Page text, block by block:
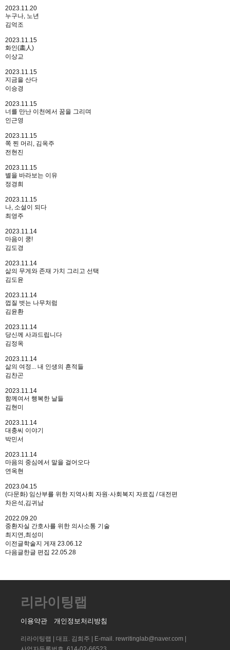
2023.11.20
누구나, 노년
김억조
2023.11.15
화인(畵人)
이상교
2023.11.15
지금을 산다
이승경
2023.11.15
너를 만난 이천에서 꿈을 그리며
인근영
2023.11.15
쪽 찐 머리, 김옥주
전현진
2023.11.15
별을 바라보는 이유
정경희
2023.11.15
나, 소설이 되다
최영주
2023.11.14
마음이 쿵!
김도경
2023.11.14
삶의 무게와 존재 가치 그리고 선택
김도윤
2023.11.14
껍질 벗는 나무처럼
김윤환
2023.11.14
당신께 사과드립니다
김정옥
2023.11.14
삶의 여정... 내 인생의 흔적들
김찬곤
2023.11.14
함께여서 행복한 날들
김현미
2023.11.14
대충씨 이야기
박민서
2023.11.14
마음의 중심에서 말을 걸어오다
연옥현
2023.04.15
(다문화) 임산부를 위한 지역사회 자원·사회복지 자료집 / 대전편
차은석,김귀남
2022.09.20
중환자실 간호사를 위한 의사소통 기술
최지연,최성미
이전글학술지 게재 23.06.12
다음글한글 편집 22.05.28
리라이팅랩
이용약관 개인정보처리방침
리라이팅랩 | 대표. 김희주 | E-mail. rewritinglab@naver.com |